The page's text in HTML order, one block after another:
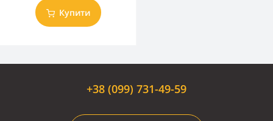
Купити
+38 (099) 731-49-59